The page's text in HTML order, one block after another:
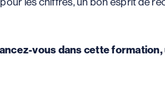
vous dans cette